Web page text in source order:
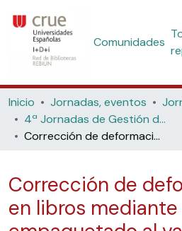
Comunidades
Inicio Jornadas, eventos
4ª Jornadas de Gestión del Patrimonio Bibliográfico (Universidad de Sevilla, 2024)
Corrección de deformaciones en libros mediante empaquetado al vacío: metodología y ensayos realizados
Corrección de
en libros mediante